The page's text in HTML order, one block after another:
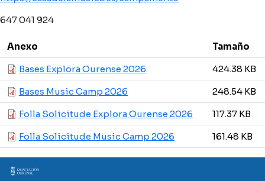
647 041 924
Anexo
Tamaño
Bases Explora Ourense 2026
424.38 KB
Bases Music Camp 2026
248.54 KB
Folla Solicitude Explora Ourense 2026
117.37 KB
Folla Solicitude Music Camp 2026
161.48 KB
Imaxe